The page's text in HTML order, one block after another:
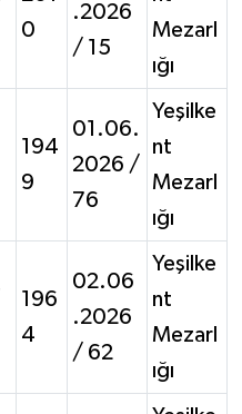
0
.2026
/ 15
Mezarl
ığı
194
9
01.06.
2026 /
76
Yeşilke
nt
Mezarl
ığı
196
4
02.06
.2026
/ 62
Yeşilke
nt
Mezarl
ığı